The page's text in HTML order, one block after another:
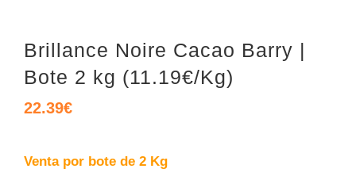
Brillance Noire Cacao Barry |
Bote 2 kg (11.19€/Kg)
22.39€
Venta por bote de 2 Kg